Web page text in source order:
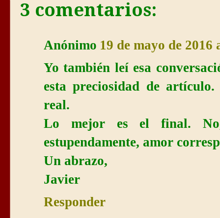
3 comentarios:
Anónimo 19 de mayo de 2016
Yo también leí esa
esta preciosidad de
real.
Lo mejor es el final.
estupendamente, amor
Un abrazo,
Javier
Responder